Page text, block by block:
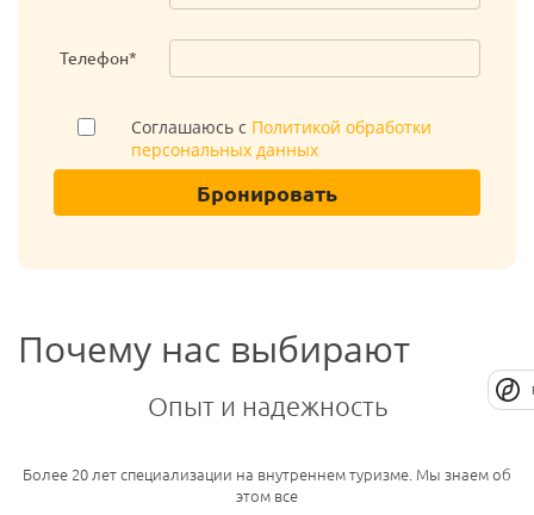
Телефон*
Соглашаюсь с Политикой обработки
персональных данных
Бронировать
Почему нас выбирают
Опыт и надежность
Более 20 лет специализации на внутреннем туризме. Мы знаем об
этом все